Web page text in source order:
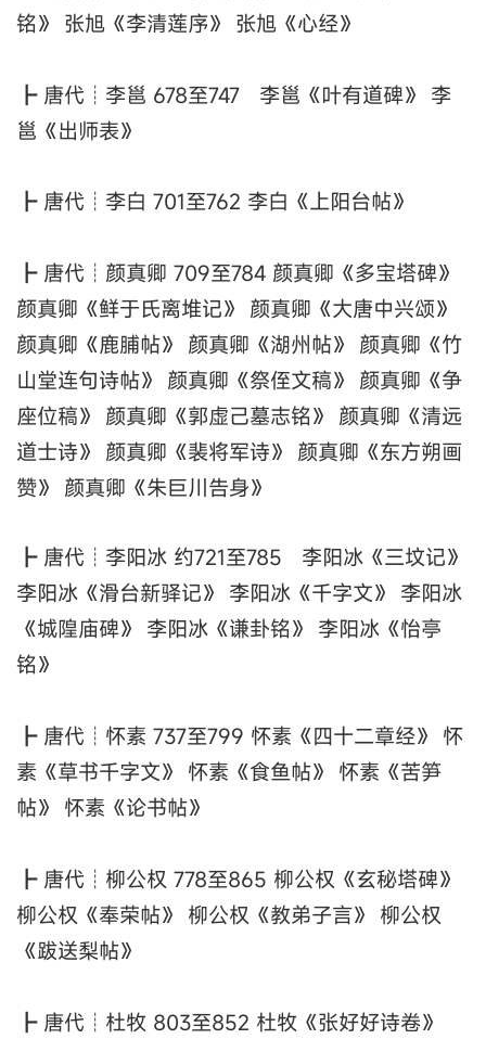
铭》 张旭《李清莲序》 张旭《心经》
┣ 唐代┊李邕 678至747 李邕《叶有道碑》 李
邕《出师表》
┣ 唐代┊李白 701至762 李白《上阳台帖》
┣ 唐代┊颜真卿 709至784 颜真卿《多宝塔碑》
颜真卿《鲜于氏离堆记》 颜真卿《大唐中兴颂》
颜真卿《鹿脯帖》 颜真卿《湖州帖》 颜真卿《竹
山堂连句诗帖》 颜真卿《祭侄文稿》 颜真卿《争
座位稿》 颜真卿《郭虚己墓志铭》 颜真卿《清远
道士诗》 颜真卿《裴将军诗》 颜真卿《东方朔画
赞》 颜真卿《朱巨川告身》
┣ 唐代┊李阳冰 约721至785 李阳冰《三坟记》
李阳冰《滑台新驿记》 李阳冰《千字文》 李阳冰
《城隍庙碑》 李阳冰《谦卦铭》 李阳冰《怡亭
铭》
┣ 唐代┊怀素 737至799 怀素《四十二章经》 怀
素《草书千字文》 怀素《食鱼帖》 怀素《苦笋
帖》 怀素《论书帖》
┣ 唐代┊柳公权 778至865 柳公权《玄秘塔碑》
柳公权《奉荣帖》 柳公权《教弟子言》 柳公权
《跋送梨帖》
┣ 唐代┊杜牧 803至852 杜牧《张好好诗卷》